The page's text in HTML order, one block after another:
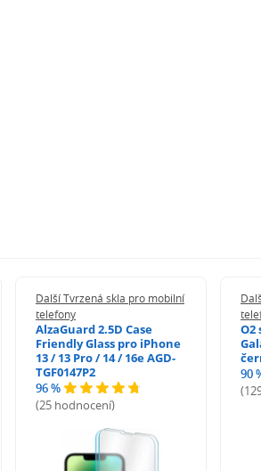
Další Tvrzená skla pro mobilní
telefony
AlzaGuard 2.5D Case
Friendly Glass pro iPhone
13 / 13 Pro / 14 / 16e AGD-
TGF0147P2
96 %
(25 hodnocení)
O2
90